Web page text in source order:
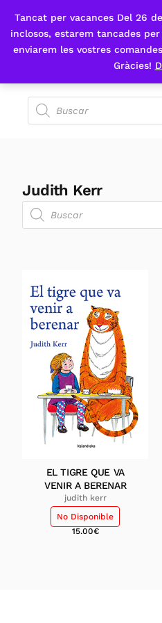
Tancat per vacances Del 26
inclosos, estarem tancades
enviarem les vostres
Gràcies!
Fes-te'n sòcia
Judith Kerr
EL TIGRE QUE VA
VENIR A BERENAR
judith kerr
No Disponible
15.00€